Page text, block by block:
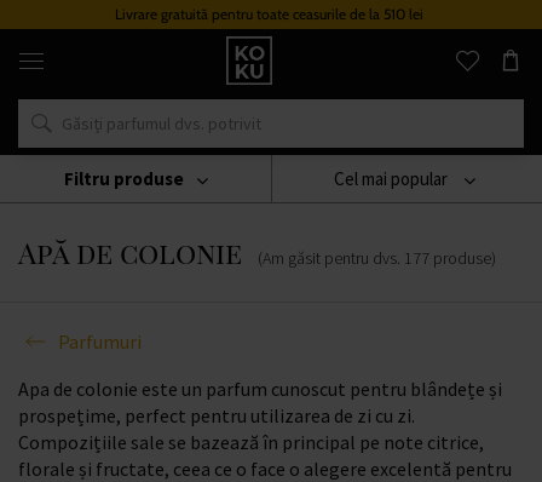
Livrare gratuită pentru toate ceasurile de la 510 lei
Parfumuri
ceasuri
originale
într-
singur
loc
Parfumuri Apă De Colonie
Apă de colonie (Am găsit pentru dvs. 177 produse)
Cel mai popular
Parfumuri
Filtru produse
Apa de colonie este un parfum cunoscut pentru blândețe și
prospețime, perfect pentru utilizarea de zi cu zi.
Compozițiile sale se bazează în principal pe note citrice,
florale și fructate, ceea ce o face o alegere excelentă pentru